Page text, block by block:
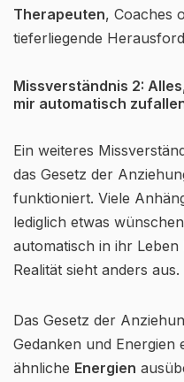
Therapeuten, Coaches
tieferliegende
Missverständnis 2:
mir automatisch
Ein weiteres
das Gesetz der
funktioniert. Viele
lediglich etwas
automatisch in ihr
Realität sieht anders aus.
Das Gesetz der
Gedanken und
ähnliche Energien